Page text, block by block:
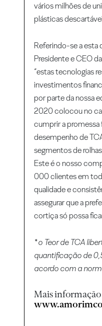
vários milhões de
plásticas
Referindo-se a
Presidente e CEO
“estas tecnologias
investimentos
por parte da nossa
2020 colocou no
cumprir a promessa
desempenho de
segmentos de
Este é o nosso
000 clientes em
qualidade e
assegurar que a
cortiça só possa
* o Teor de TCA
quantificação de
acordo com a
Mais